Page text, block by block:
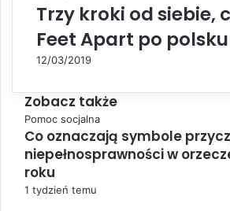
Trzy kroki od siebie,
Feet Apart po polsku
12/03/2019
Zobacz także
C
l
o
s
e
Pomoc socjalna
Co oznaczają symbole
niepełnosprawności w
roku
1 tydzień temu